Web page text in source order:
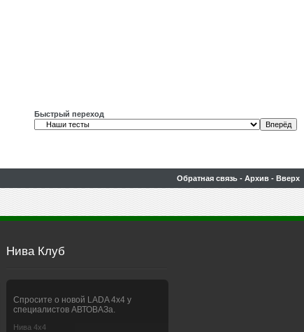
Быстрый переход
Обратная связь - Архив - Вверх
Нива Клуб
Спросите о новой LADA 4x4 у
специалистов АВТОВАЗа.
Нива 4х4